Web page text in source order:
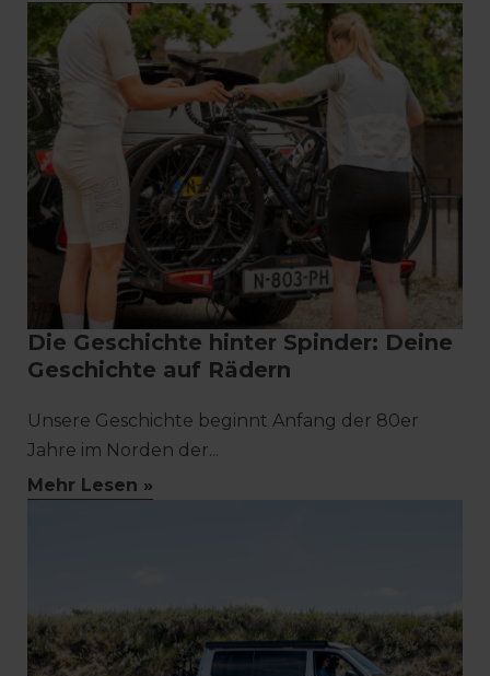
Die Geschichte hinter Spinder: Deine
Geschichte auf Rädern
Unsere Geschichte beginnt Anfang der 80er
Jahre im Norden der...
Mehr Lesen »